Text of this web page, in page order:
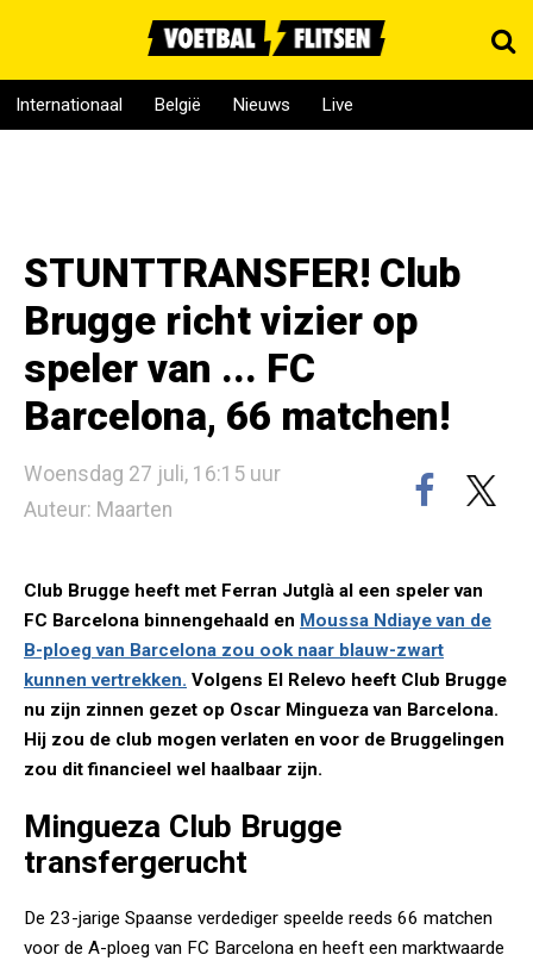
Internationaal België Nieuws Live
STUNTTRANSFER! Club
Brugge richt vizier op
speler van ... FC
Barcelona, 66 matchen!
Woensdag 27 juli, 16:15 uur
Auteur: Maarten
Club Brugge heeft met Ferran Jutglà al een speler van
FC Barcelona binnengehaald en Moussa Ndiaye van de
B-ploeg van Barcelona zou ook naar blauw-zwart
kunnen vertrekken. Volgens El Relevo heeft Club Brugge
nu zijn zinnen gezet op Oscar Mingueza van Barcelona.
Hij zou de club mogen verlaten en voor de Bruggelingen
zou dit financieel wel haalbaar zijn.
Mingueza Club Brugge
transfergerucht
De 23-jarige Spaanse verdediger speelde reeds 66 matchen
voor de A-ploeg van FC Barcelona en heeft een marktwaarde